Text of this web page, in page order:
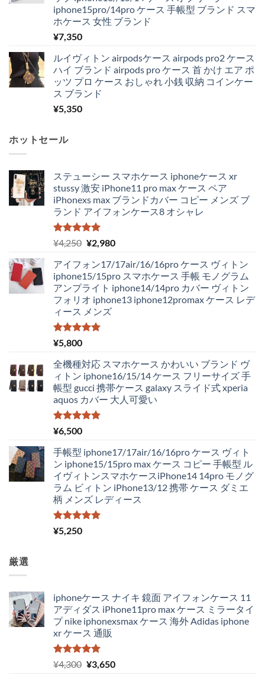
iphone15pro/14pro ケース 手帳型 ブランド スマ
ホケース 女性 ブランド
¥7,350
ルイヴィトン airpodsケース airpods pro2 ケース
ハイ ブランド airpods pro ケース 首 かけ エア ポ
ッツ プロ ケース おしゃれ 小銭 収納 コインケー
ス ブランド
¥5,350
ホットセール
ステューシー スマホケース iphoneケース xr
stussy 激安 iPhone11 pro max ケース ペア
iPhonexs max ブランドカバー コピー メンズ ブ
ランド アイフォンケース8 オシャレ
5段階中
5.00
の評価
¥4,250 元
価
格
は
¥4,250
で
し
¥2,980現
の
価
格
は
アイフォン17/17air/16/16pro ケース ヴィトン
iphone15/15pro スマホケース 手帳 モノグラム
アンプライト iphone14/14pro カバー ヴィトン
フォリオ iphone13 iphone12promax ケース レデ
ィース メンズ
5段階中
5.00
¥5,800
全機種対応 スマホケース かわいい ブランド ヴ
ィトン iphone16/15/14 ケース フリーサイズ 手
帳型 gucci 携帯ケース galaxy スライド式 xperia
aquos カバー 大人可愛い
5段階中
5.00
¥6,500
手帳型 iphone17/17air/16/16pro ケース ヴィト
ン iphone15/15pro max ケース コピー 手帳型 ル
イヴィトンスマホケースiPhone14 14pro モノグ
ラム ビィトン iPhone13/12 携帯 ケース ダミエ
柄 メンズ レディース
5段階中
5.00
¥5,250
厳選
iphoneケース ナイキ 鏡面 アイフォンケース 11
アディダス iPhone11pro max ケース ミラータイ
プ nike iphonexsmax ケース 海外 Adidas iphone
xr ケース 通販
5段階中
5.00
の評価
¥4,300 元
¥3,650現